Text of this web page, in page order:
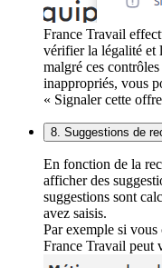
France Travail
vérifier la légalité et
malgré ces
inappropriés, vous
« Signaler cette
8. Suggestions de
En fonction de la
afficher des
suggestions sont
avez saisis.
Par exemple si
France Travail peut